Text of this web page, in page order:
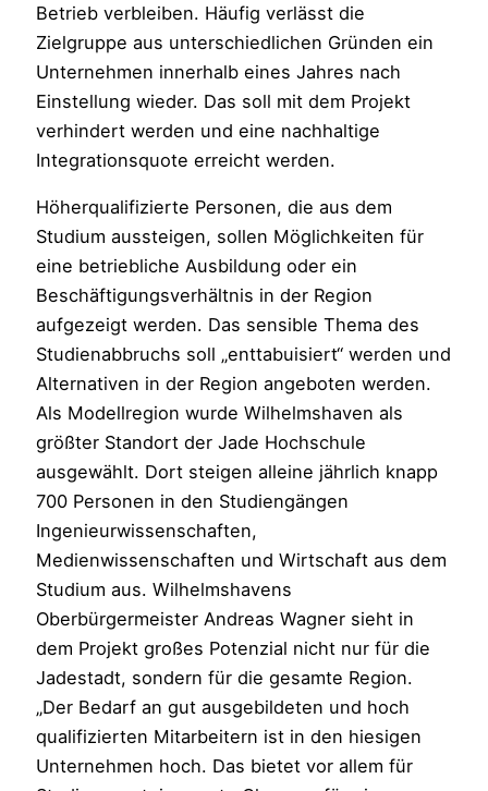
Betrieb verbleiben. Häufig verlässt die
Zielgruppe aus unterschiedlichen Gründen ein
Unternehmen innerhalb eines Jahres nach
Einstellung wieder. Das soll mit dem Projekt
verhindert werden und eine nachhaltige
Integrationsquote erreicht werden.
Höherqualifizierte Personen, die aus dem
Studium aussteigen, sollen Möglichkeiten für
eine betriebliche Ausbildung oder ein
Beschäftigungsverhältnis in der Region
aufgezeigt werden. Das sensible Thema des
Studienabbruchs soll „enttabuisiert“ werden und
Alternativen in der Region angeboten werden.
Als Modellregion wurde Wilhelmshaven als
größter Standort der Jade Hochschule
ausgewählt. Dort steigen alleine jährlich knapp
700 Personen in den Studiengängen
Ingenieurwissenschaften,
Medienwissenschaften und Wirtschaft aus dem
Studium aus. Wilhelmshavens
Oberbürgermeister Andreas Wagner sieht in
dem Projekt großes Potenzial nicht nur für die
Jadestadt, sondern für die gesamte Region.
„Der Bedarf an gut ausgebildeten und hoch
qualifizierten Mitarbeitern ist in den hiesigen
Unternehmen hoch. Das bietet vor allem für